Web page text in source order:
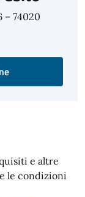
– 74020
e altre
le condizioni